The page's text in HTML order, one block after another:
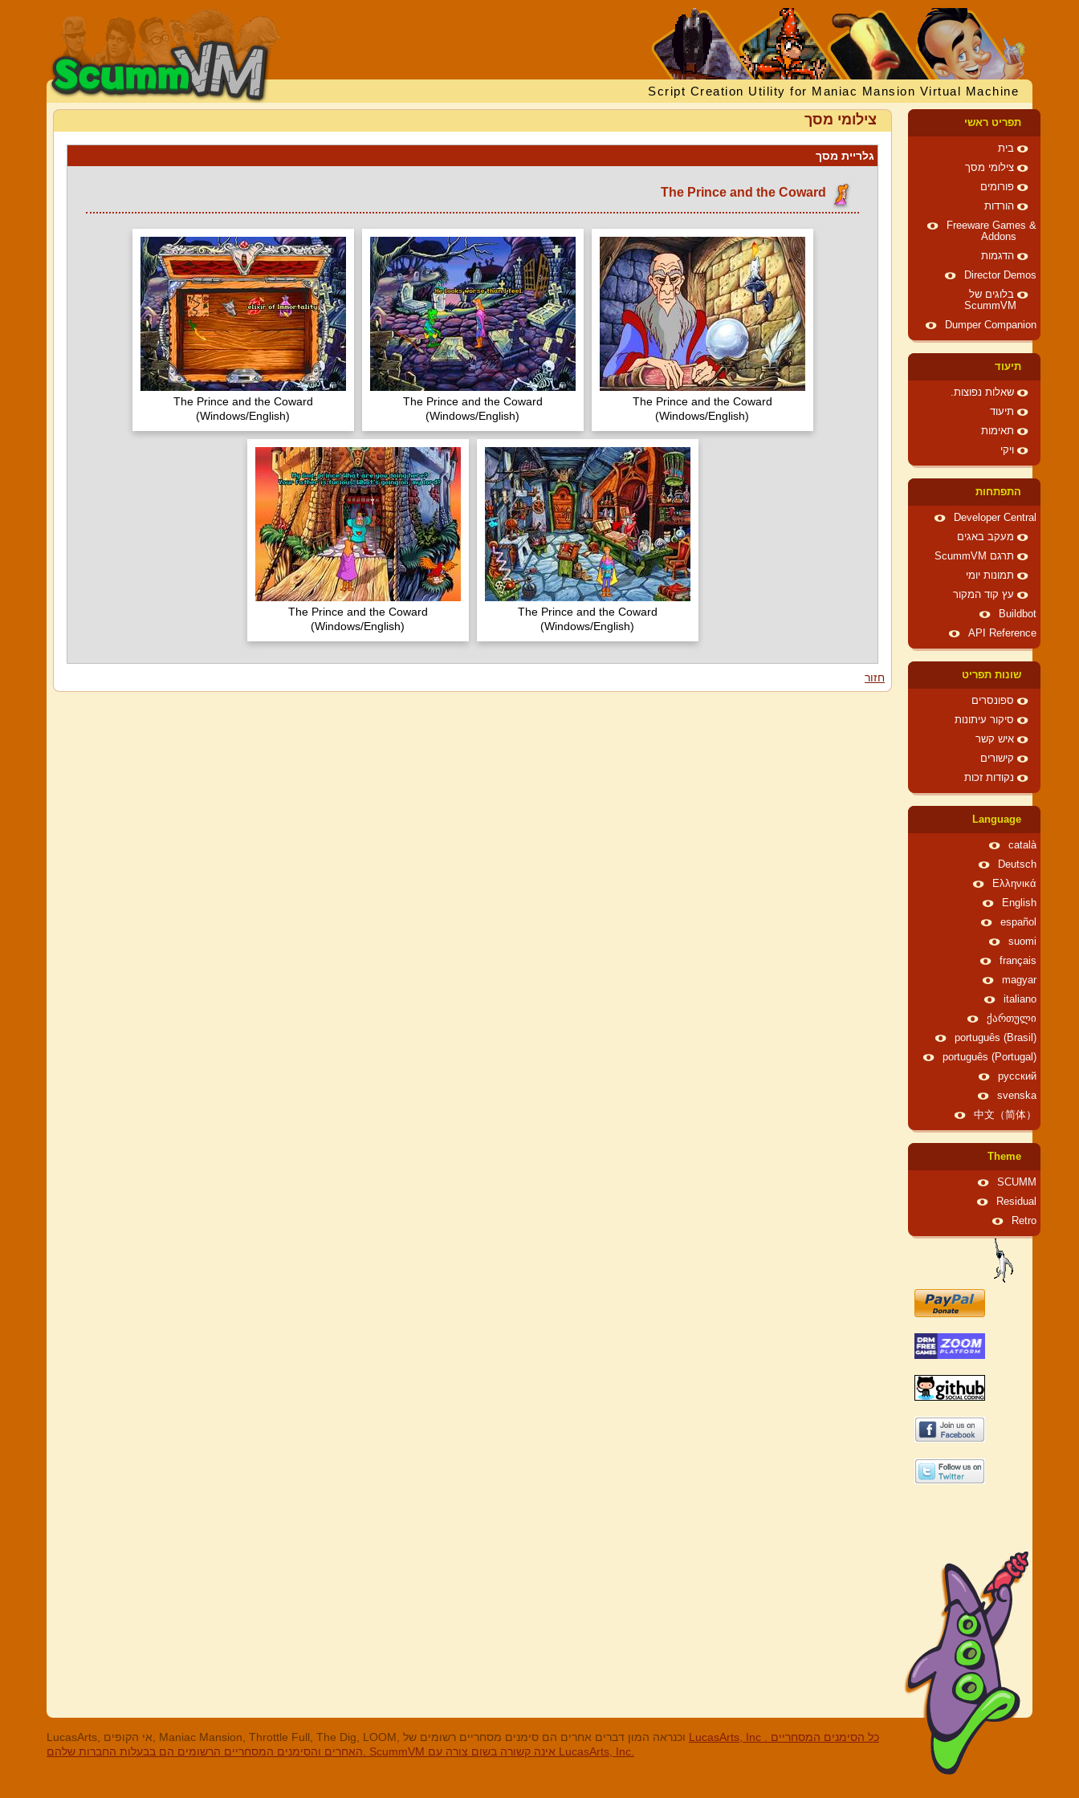
Script Creation Utility for Maniac Mansion Virtual Machine
צילומי מסך
גלריית מסך
The Prince and the Coward
(Windows/English)
The Prince and the Coward
(Windows/English)
The Prince and the Coward
(Windows/English)
The Prince and the Coward
(Windows/English)
The Prince and the Coward
(Windows/English)
חזור
תפריט ראשי
בית
צילומי מסך
פורומים
הורדות
Freeware Games &
Addons
הדגמות
Director Demos
בלוגים של
ScummVM
Dumper Companion
תיעוד
שאלות נפוצות.
תיעוד
תאימות
ויקי
התפתחות
Developer Central
מעקב באגים
תרגם ScummVM
תמונות יומי
עץ קוד המקור
Buildbot
API Reference
שונות תפריט
ספונסרים
סיקור עיתונות
איש קשר
קישורים
נקודות זכות
Language
català
Deutsch
Ελληνικά
English
español
suomi
français
magyar
italiano
ქართული
português (Brasil)
português (Portugal)
русский
svenska
中文（简体）
Theme
SCUMM
Residual
Retro
LucasArts, Inc . כל הסימנים המסחריים
האחרים והסימנים המסחריים הרשומים הם בבעלות החברות שלהם. ScummVM אינה קשורה בשום צורה עם LucasArts, Inc.